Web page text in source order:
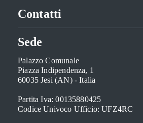
Contatti
Sede
Palazzo Comunale
Piazza Indipendenza, 1
60035 Jesi (AN) - Italia
Partita Iva: 00135880425
Codice Univoco Ufficio: UFZ4RC